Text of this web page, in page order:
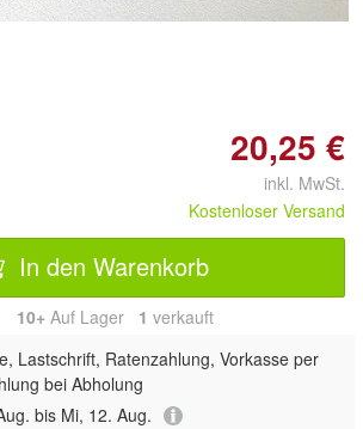
20,25 €
inkl. MwSt.
Kostenloser Versand
In den Warenkorb
10+ Auf Lager 1 verkauft
Lastschrift, Ratenzahlung, Vorkasse per
bei Abholung
bis Mi, 12. Aug.